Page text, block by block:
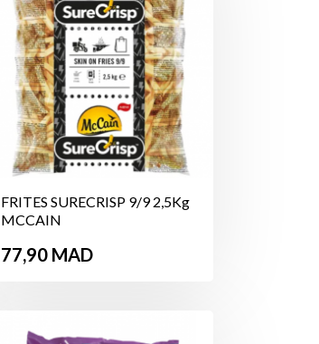
FRITES SURECRISP 9/9 2,5Kg
MCCAIN
Prix
77,90 MAD